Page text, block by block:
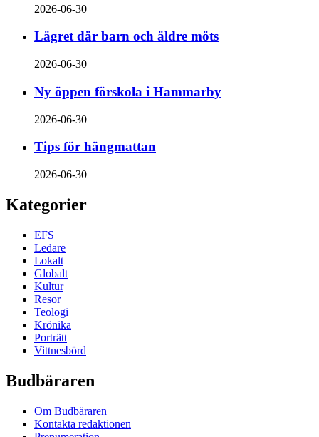
2026-06-30
Lägret där barn och äldre möts
2026-06-30
Ny öppen förskola i Hammarby
2026-06-30
Tips för hängmattan
2026-06-30
Kategorier
EFS
Ledare
Lokalt
Globalt
Kultur
Resor
Teologi
Krönika
Porträtt
Vittnesbörd
Budbäraren
Om Budbäraren
Kontakta redaktionen